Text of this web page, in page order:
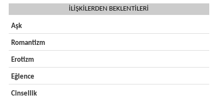
İLİŞKİLERDEN BEKLENTİLERİ
Aşk
Romantizm
Erotizm
Eğlence
Cinsellik